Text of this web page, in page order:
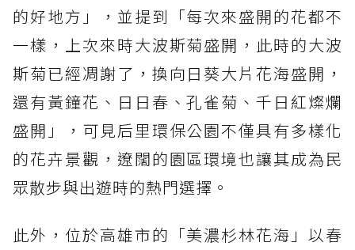
的好地方」，並提到「每次來盛開的花都不
一樣，上次來時大波斯菊盛開，此時的大波
斯菊已經凋謝了，換向日葵大片花海盛開，
還有黃鐘花、日日春、孔雀菊、千日紅燦爛
盛開」，可見后里環保公園不僅具有多樣化
的花卉景觀，遼闊的園區環境也讓其成為民
眾散步與出遊時的熱門選擇。
此外，位於高雄市的「美濃杉林花海」以春